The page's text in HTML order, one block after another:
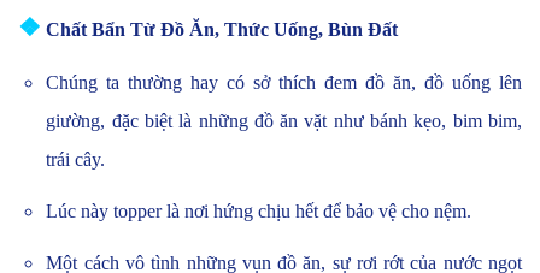
❖ Chất Bẩn Từ Đồ Ăn, Thức Uống, Bùn Đất
Chúng ta thường hay có sở thích đem đồ ăn, đồ uống lên
giường, đặc biệt là những đồ ăn vặt như bánh kẹo, bim bim,
trái cây.
Lúc này topper là nơi hứng chịu hết để bảo vệ cho nệm.
Một cách vô tình những vụn đồ ăn, sự rơi rớt của nước ngọt